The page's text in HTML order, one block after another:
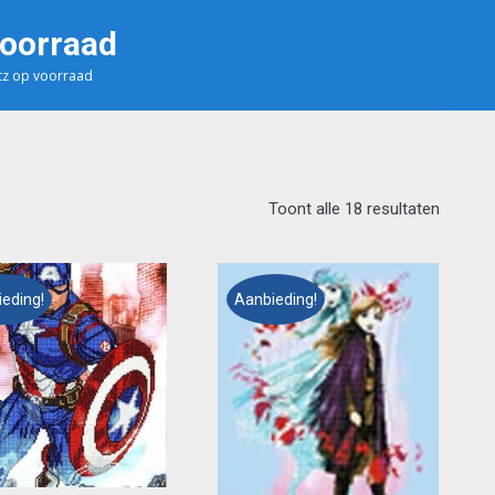
op voorraad
Toont alle 18 resultaten
Aanbieding!